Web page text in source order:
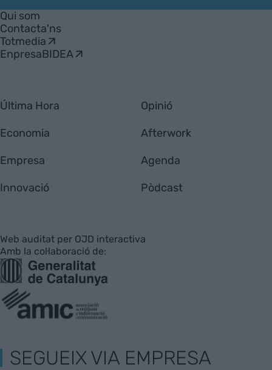
Empresa
Qui som
Contacta'ns
Totmedia
EnpresaBIDEA
Última Hora
Economia
Empresa
Innovació
Opinió
Afterwork
Agenda
Pòdcast
Web auditat per OJD interactiva
Amb la col·laboració de:
SEGUEIX VIA EMPRESA